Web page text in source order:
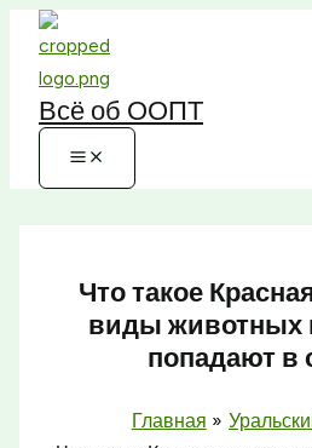
Перейти
содержимому
Всё об ООПТ
Что такое
виды животных
попадают в
Главная